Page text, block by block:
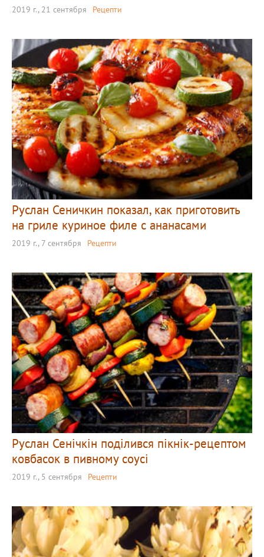
2019 г., 21 сентября Рецепти
Руслан Сеничкин показал, как приготовить
на гриле куриное филе с ананасами
2019 г., 7 сентября Рецепти
Руслан Сенічкін поділився пікнік-рецептом
ковбасок в пивному соусі
2019 г., 5 сентября Рецепти